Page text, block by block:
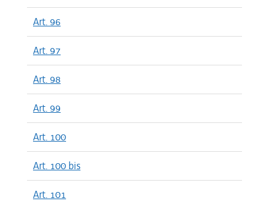
Art. 96
Art. 97
Art. 98
Art. 99
Art. 100
Art. 100 bis
Art. 101